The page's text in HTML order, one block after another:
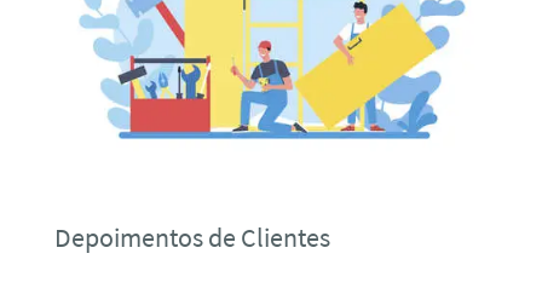
Depoimentos de Clientes